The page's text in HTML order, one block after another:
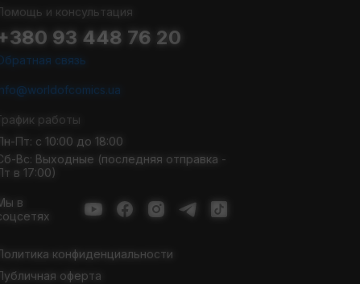
и консультация
93 448 76 20
связь
работы
Пт: с 10:00 до 18:00
Вс: Выходные (последняя отправка -
в 17:00)
в
конфиденциальности
оферта